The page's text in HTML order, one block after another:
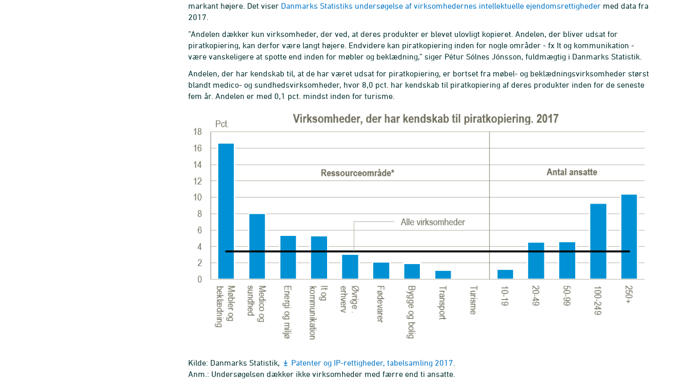
markant højere. Det viser Danmarks Statistiks undersøgelse af virksomhedernes intellektuelle ejendomsrettigheder med data fra
2017.
”Andelen dækker kun virksomheder, der ved, at deres produkter er blevet ulovligt kopieret. Andelen, der bliver udsat for
piratkopiering, kan derfor være langt højere. Endvidere kan piratkopiering inden for nogle områder - fx It og kommunikation -
være vanskeligere at spotte end inden for møbler og beklædning,” siger Pétur Sólnes Jónsson, fuldmægtig i Danmarks Statistik.
Andelen, der har kendskab til, at de har været udsat for piratkopiering, er bortset fra møbel- og beklædningsvirksomheder størst
blandt medico- og sundhedsvirksomheder, hvor 8,0 pct. har kendskab til piratkopiering af deres produkter inden for de seneste
fem år. Andelen er med 0,1 pct. mindst inden for turisme.
Kilde: Danmarks Statistik, Patenter og IP-rettigheder, tabelsamling 2017
Anm.: Undersøgelsen dækker ikke virksomheder med færre end ti ansatte.